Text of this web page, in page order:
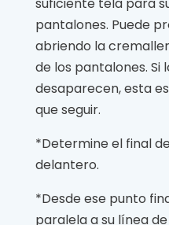
suficiente tela para
pantalones. Puede
abriendo la
de los pantalones. Si
desaparecen, esta
que seguir.
*Determine el final
delantero.
*Desde ese punto
paralela a su línea de